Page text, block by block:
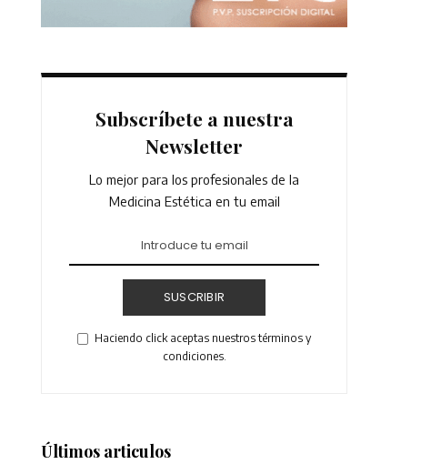
Subscríbete a nuestra
Newsletter
Lo mejor para los profesionales de la
Medicina Estética en tu email
SUSCRIBIR
Haciendo click aceptas nuestros términos y
condiciones.
Últimos articulos